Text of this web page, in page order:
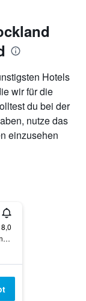
Hotels
wir für die
du bei der
nutze das
einzusehen
Lot 22 Cnr Of New England Hwy And Chisholm Rd, East Maitland, NSW, Australien